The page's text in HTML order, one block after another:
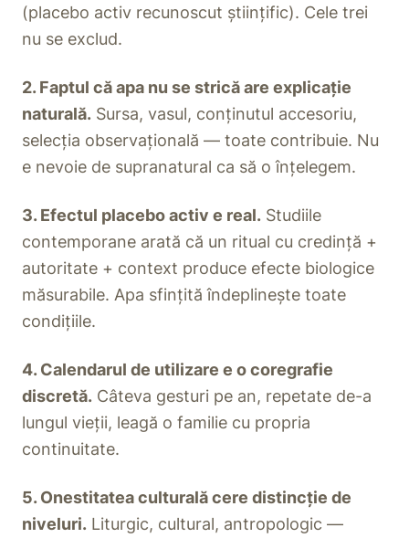
(placebo activ recunoscut științific). Cele trei
nu se exclud.
2. Faptul că apa nu se strică are explicație
naturală. Sursa, vasul, conținutul accesoriu,
selecția observațională — toate contribuie. Nu
e nevoie de supranatural ca să o înțelegem.
3. Efectul placebo activ e real. Studiile
contemporane arată că un ritual cu credință +
autoritate + context produce efecte biologice
măsurabile. Apa sfințită îndeplinește toate
condițiile.
4. Calendarul de utilizare e o coregrafie
discretă. Câteva gesturi pe an, repetate de-a
lungul vieții, leagă o familie cu propria
continuitate.
5. Onestitatea culturală cere distincție de
niveluri. Liturgic, cultural, antropologic —